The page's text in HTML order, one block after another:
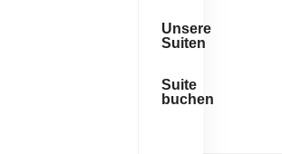
Unsere
Suiten
Suite
buchen